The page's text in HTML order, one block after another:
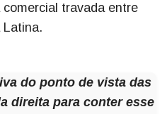
travada entre
Latina.
do ponto de vista das
direita para conter esse